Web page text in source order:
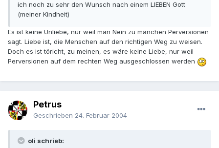
ich noch zu sehr den Wunsch nach einem LIEBEN Gott
(meiner Kindheit)
Es ist keine Unliebe, nur weil man Nein zu manchen Perversionen
sagt. Liebe ist, die Menschen auf den richtigen Weg zu weisen.
Doch es ist töricht, zu meinen, es wäre keine Liebe, nur weil
Perversionen auf dem rechten Weg ausgeschlossen werden
Petrus
Geschrieben 24. Februar 2004
oli schrieb: